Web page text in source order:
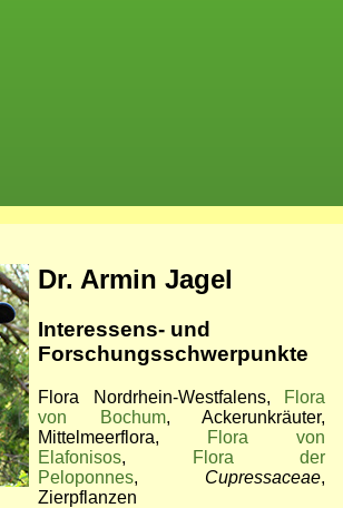
Dr. Armin Jagel
Interessens- und
Forschungsschwerpunkte
Flora Nordrhein-Westfalens,
Flora
von Bochum, Ackerunkräuter,
Mittelmeerflora,
Flora von
Elafonisos,
Flora der
Peloponnes, Cupressaceae,
Zierpflanzen